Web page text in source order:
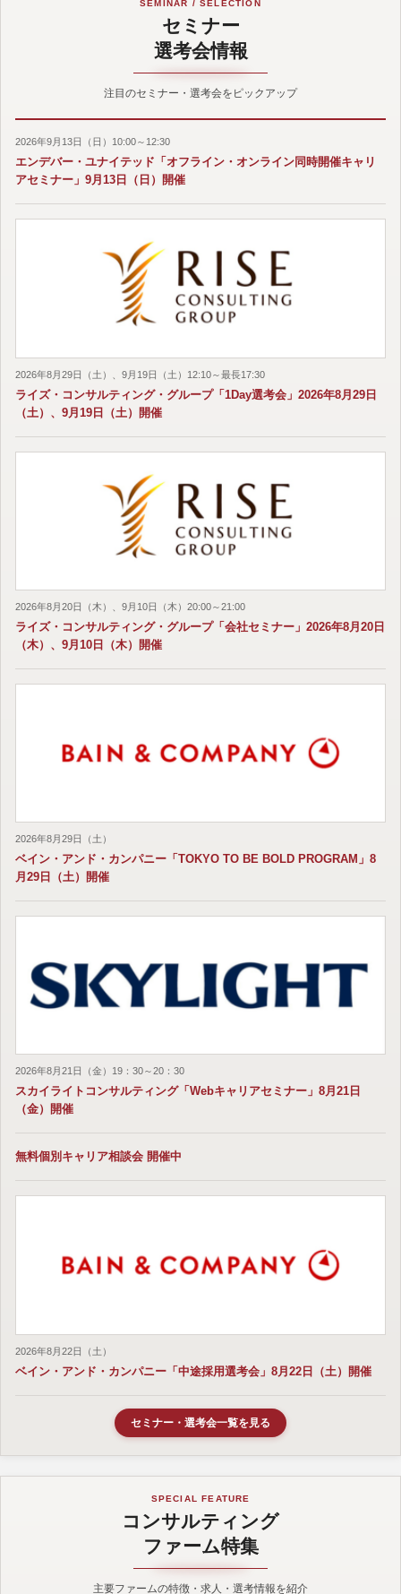
SEMINAR / SELECTION
セミナー
選考会情報
注目のセミナー・選考会をピックアップ
2026年9月13日（日）10:00～12:30
エンデバー・ユナイテッド「オフライン・オンライン同時開催キャリ
アセミナー」9月13日（日）開催
2026年8月29日（土）、9月19日（土）12:10～最長17:30
ライズ・コンサルティング・グループ「1Day選考会」2026年8月29日
（土）、9月19日（土）開催
2026年8月20日（木）、9月10日（木）20:00～21:00
ライズ・コンサルティング・グループ「会社セミナー」2026年8月20日
（木）、9月10日（木）開催
2026年8月29日（土）
ベイン・アンド・カンパニー「TOKYO TO BE BOLD PROGRAM」8
月29日（土）開催
2026年8月21日（金）19：30～20：30
スカイライトコンサルティング「Webキャリアセミナー」8月21日
（金）開催
無料個別キャリア相談会 開催中
2026年8月22日（土）
ベイン・アンド・カンパニー「中途採用選考会」8月22日（土）開催
セミナー・選考会一覧を見る
SPECIAL FEATURE
コンサルティング
ファーム特集
主要ファームの特徴・求人・選考情報を紹介